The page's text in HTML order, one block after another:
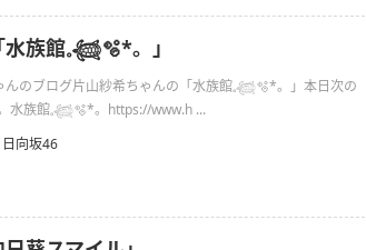
族館𓈒𓆉🫧‪*。」
んのブログ片山紗希ちゃんの「水族館𓈒𓆉🫧‪*。」本日次の
水族館𓈒𓆉🫧‪*。https://www.h ...
向坂46